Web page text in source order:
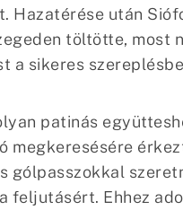
Hazatérése után
töltötte, most
a sikeres
patinás
megkeresésére
gólpasszokkal
feljutásért. Ehhez